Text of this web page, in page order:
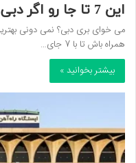
این 7 تا جا رو اگر دبی رفتی، حتما سر بزن
می خوای بری دبی؟ نمی دونی
همراه باش تا با 7 جای…
بیشتر بخوانید »